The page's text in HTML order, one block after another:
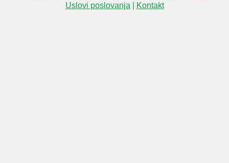
Uslovi poslovanja
Kontakt